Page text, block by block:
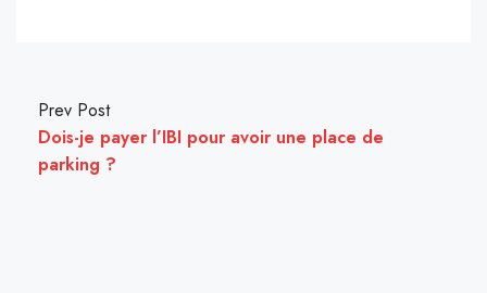
Prev Post
Dois-je payer l’IBI pour avoir une place de
parking ?